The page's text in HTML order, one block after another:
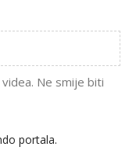
Ne smije biti
portala.